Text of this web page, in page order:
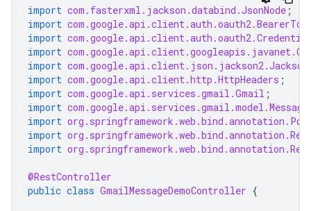
import com.fasterxml.jackson.databind.JsonNode ;
import
import
import
import
import com.google.api.client.http.HttpHeaders ;
import com.google.api.services.gmail.Gmail ;
import com.google.api.services.gmail.model.Message
import
import
import
@RestController
public class GmailMessageDemoController {